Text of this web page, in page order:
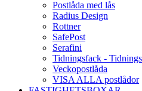
Postlåda med lås
Radius Design
Rottner
SafePost
Serafini
Tidningsfack -
Veckopostlåda
VISA ALLA postlådor